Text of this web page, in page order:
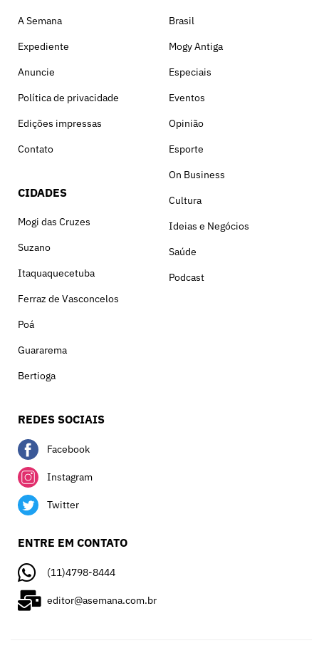
A Semana
Expediente
Anuncie
Política de privacidade
Edições impressas
Contato
CIDADES
Mogi das Cruzes
Suzano
Itaquaquecetuba
Ferraz de Vasconcelos
Poá
Guararema
Bertioga
Brasil
Mogy Antiga
Especiais
Eventos
Opinião
Esporte
On Business
Cultura
Ideias e Negócios
Saúde
Podcast
REDES SOCIAIS
Facebook
Instagram
Twitter
ENTRE EM CONTATO
(11)4798-8444
editor@asemana.com.br